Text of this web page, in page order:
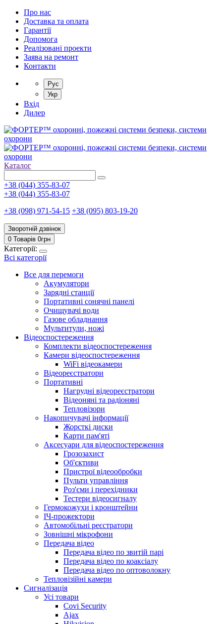
Про нас
Доставка та оплата
Гарантії
Допомога
Реалізовані проекти
Заява на ремонт
Контакти
Рус
Укр
Вхід
Дилер
Каталог
+38 (044) 355-83-07
+38 (044) 355-83-07
+38 (098) 971-54-15 +38 (095) 803-19-20
Зворотній дзвінок
0 Товарів 0грн
Категорії:
Всі категорії
Все для перемоги
Акумулятори
Зарядні станції
Портативні сонячні панелі
Очищувачі води
Газове обладнання
Мультитули, ножі
Відеоспостереження
Комплекти відеоспостереження
Камери відеоспостереження
WiFi відеокамери
Відеореєстратори
Портативні
Нагрудні відеореєстратори
Відеоняні та радіоняні
Тепловізори
Накопичувачі інформації
Жорсткі диски
Карти пам'яті
Аксесуари для відеоспостереження
Грозозахист
Об'єктиви
Пристрої відеообробки
Пульти управління
Роз'єми і перехідники
Тестери відеосигналу
Гермокожухи і кронштейни
ІЧ-прожектори
Автомобільні реєстратори
Зовнішні мікрофони
Передача відео
Передача відео по звитій парі
Передача відео по коаксіалу
Передача відео по оптоволокну
Тепловізійні камери
Cигналізація
Усі товари
Covi Security
Ajax